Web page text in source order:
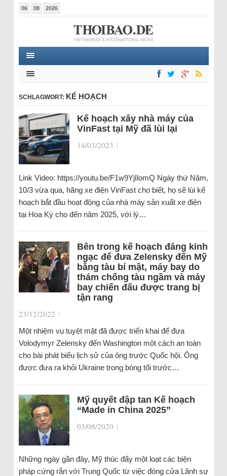
06 08 2026
SCHLAGWORT: KẾ HOẠCH
Kế hoạch xây nhà máy của
VinFast tại Mỹ đã lùi lại
14/03/2023 |
Link Video: https://youtu.be/F1w9YjIlomQ Ngày thứ Năm,
10/3 vừa qua, hãng xe điện VinFast cho biết, họ sẽ lùi kế
hoạch bắt đầu hoạt động của nhà máy sản xuất xe điện
tại Hoa Kỳ cho đến năm 2025, với lý…
Bên trong kế hoạch đáng kinh
ngạc để đưa Zelensky đến Mỹ
bằng tàu bí mật, máy bay do
thám chống tàu ngầm và máy
bay chiến đấu được trang bị
tận rang
23/12/2022 |
Một nhiệm vụ tuyệt mật đã được triển khai để đưa
Volodymyr Zelensky đến Washington một cách an toàn
cho bài phát biểu lịch sử của ông trước Quốc hội. Ông
được đưa ra khỏi Ukraine trong bóng tối trước…
Mỹ quyết đập tan Kế hoạch
“Made in China 2025”
03/08/2020 |
Những ngày gần đây, Mỹ thúc đẩy một loạt các biện
pháp cứng rắn với Trung Quốc từ việc đóng cửa Lãnh sự